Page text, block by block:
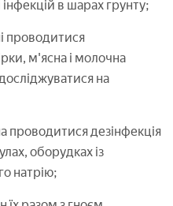
в шарах грунту;
проводитися
м'ясна і молочна
на
проводитися дезінфекція
оборудках із
натрію;